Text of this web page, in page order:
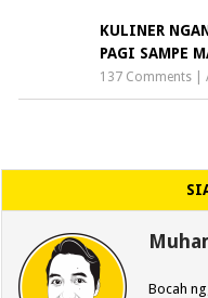
KULINER
PAGI SAMPE
137 Comments |
Bocah